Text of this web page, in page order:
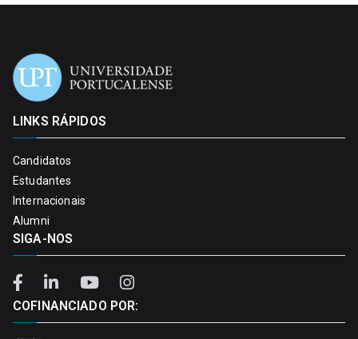
LINKS RÁPIDOS
Candidatos
Estudantes
Internacionais
Alumni
SIGA-NOS
COFINANCIADO POR: